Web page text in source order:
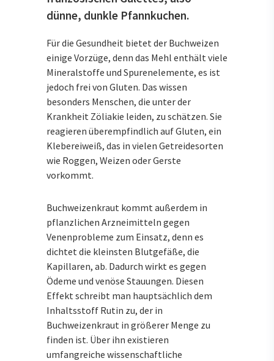
dünne, dunkle Pfannkuchen.
Für die Gesundheit bietet der Buchweizen
einige Vorzüge, denn das Mehl enthält viele
Mineralstoffe und Spurenelemente, es ist
jedoch frei von Gluten. Das wissen
besonders Menschen, die unter der
Krankheit Zöliakie leiden, zu schätzen. Sie
reagieren überempfindlich auf Gluten, ein
Klebereiweiß, das in vielen Getreidesorten
wie Roggen, Weizen oder Gerste
vorkommt.
Buchweizenkraut kommt außerdem in
pflanzlichen Arzneimitteln gegen
Venenprobleme zum Einsatz, denn es
dichtet die kleinsten Blutgefäße, die
Kapillaren, ab. Dadurch wirkt es gegen
Ödeme und venöse Stauungen. Diesen
Effekt schreibt man hauptsächlich dem
Inhaltsstoff Rutin zu, der in
Buchweizenkraut in größerer Menge zu
finden ist. Über ihn existieren
umfangreiche wissenschaftliche